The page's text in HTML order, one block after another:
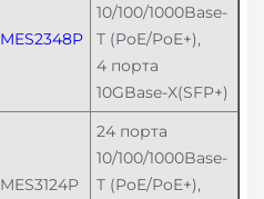
MES2348P
10/100/1000Base-
T (PoE/PoE+),
4 порта
10GBase-X(SFP+)
MES3124P
24 порта
10/100/1000Base-
T (PoE/PoE+),